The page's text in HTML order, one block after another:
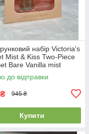
набір Victoria's
Mist & Kiss Two-Piece
Bare Vanilla mist
lip oil 3.2г
до відправки
₴ 945 ₴
Купити